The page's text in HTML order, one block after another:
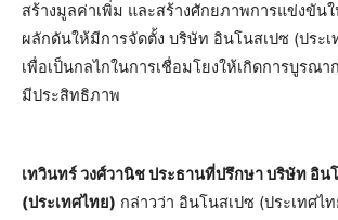
สร้างมูลค่าเพิ่ม และสร้างศักยภาพการแข่งขัน
ผลักดันให้มีการจัดตั้ง บริษัท อินโนสเปซ (ประ
เพื่อเป็นกลไกในการเชื่อมโยงให้เกิดการบูรณา
มีประสิทธิภาพ
เทวินทร์ วงศ์วานิช ประธานที่ปรึกษา บริษัท อิน
(ประเทศไทย) กล่าวว่า อินโนสเปซ (ประเทศไ